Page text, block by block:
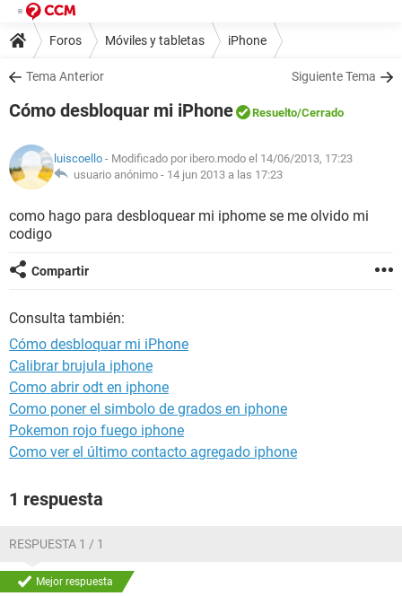
Foros Móviles y tabletas iPhone
Tema Anterior Siguiente Tema
Cómo desbloquar mi iPhone Resuelto/Cerrado
luiscoello - Modificado por ibero.modo el 14/06/2013, 17:23
usuario anónimo - 14 jun 2013 a las 17:23
como hago para desbloquear mi iphome se me olvido mi
codigo
Compartir
Consulta también:
Cómo desbloquar mi iPhone
Calibrar brujula iphone
Como abrir odt en iphone
Como poner el simbolo de grados en iphone
Pokemon rojo fuego iphone
Como ver el último contacto agregado iphone
1 respuesta
RESPUESTA 1 / 1
Mejor respuesta